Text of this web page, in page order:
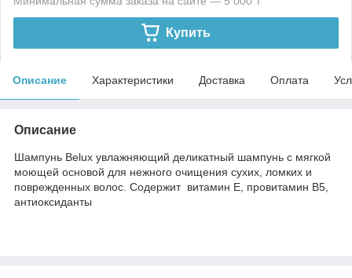
Купить
Описание Характеристики Доставка Оплата
Описание
Шампунь Belux увлажняющий деликатный шампунь с мягкой
моющей основой для нежного очищения сухих, ломких и
поврежденных волос. Содержит витамин Е, провитамин В5,
антиоксиданты